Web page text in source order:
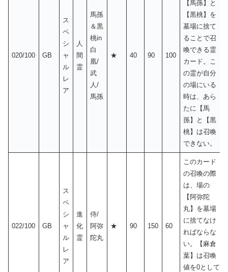
020/100 GB
ス
ペ
シ
ャ
ル
レ
ア
人
間
霊
馬孫
＆黒
桃in
白
凰/
武
人/
馬孫
★ 40 90 100
【馬孫】と
【黒桃】を
墓場に捨て
ることで召
喚できる霊
カード。こ
の霊が自分
の場にいる
時は、あら
たに【馬
孫】と【黒
桃】は召喚
できない。
022/100 GB
ス
ペ
シ
ャ
ル
レ
ア
進
化
霊
侍/
阿弥
陀丸
★ 90 150 60
このカード
の召喚の際
は、場の
【阿弥陀
丸】を墓場
に捨てなけ
ればならな
い。【麻倉
葉】は召喚
値を0として